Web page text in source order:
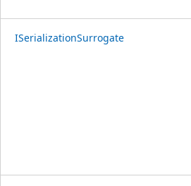
ISerializationSurrogate